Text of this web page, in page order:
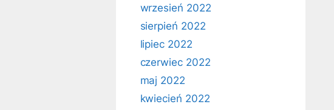
wrzesień 2022
sierpień 2022
lipiec 2022
czerwiec 2022
maj 2022
kwiecień 2022